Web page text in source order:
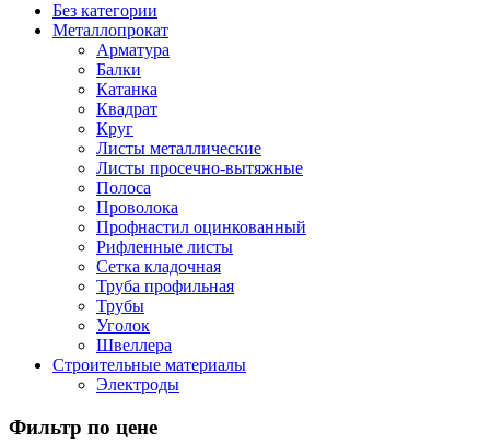
Без категории
Металлопрокат
Арматура
Балки
Катанка
Квадрат
Круг
Листы металлические
Листы просечно-вытяжные
Полоса
Проволока
Профнастил оцинкованный
Рифленные листы
Сетка кладочная
Труба профильная
Трубы
Уголок
Швеллера
Строительные материалы
Электроды
Фильтр по цене